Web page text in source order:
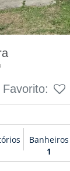
Banheiros
1